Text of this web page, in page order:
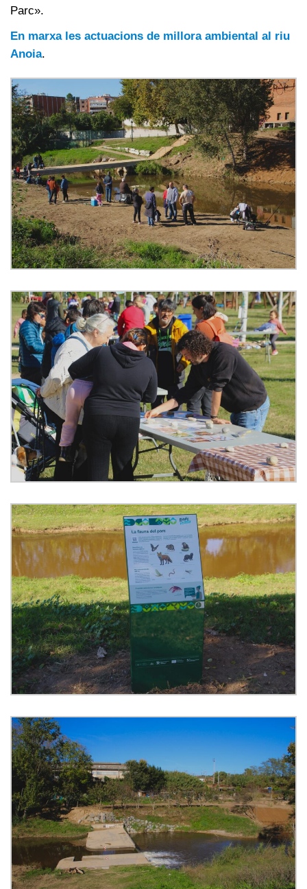
Parc».
En marxa les actuacions de millora ambiental al riu
Anoia.